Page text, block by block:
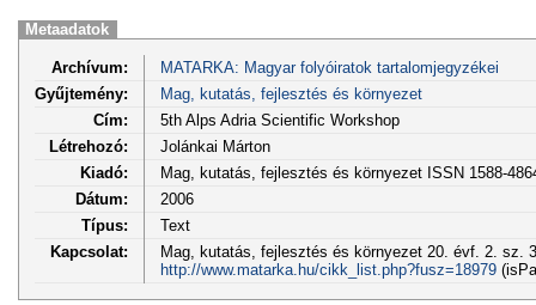
Metaadatok
Archívum:
MATARKA: Magyar folyóiratok tartalomjegyzékei
Gyűjtemény:
Mag, kutatás, fejlesztés és környezet
Cím:
5th Alps Adria Scientific Workshop
Létrehozó:
Jolánkai Márton
Kiadó:
Mag, kutatás, fejlesztés és környezet ISSN 1588-
Dátum:
2006
Típus:
Text
Kapcsolat:
Mag, kutatás, fejlesztés és környezet 20. évf. 2. sz.
http://www.matarka.hu/cikk_list.php?fusz=18979